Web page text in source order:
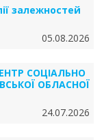
залежностей
05.08.2026
СОЦІАЛЬНО
ОБЛАСНОЇ
24.07.2026